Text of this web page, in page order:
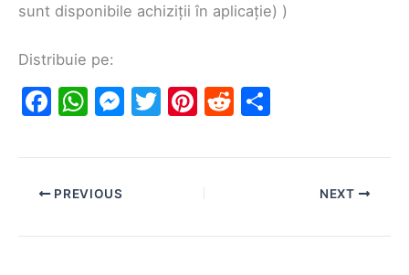
sunt disponibile achiziții în aplicație) )
Distribuie pe:
F
c
e
o
W
at
s
p
M
s
n
T
itt
Pi
er
e
R
d ar
PREVIOUS NEXT